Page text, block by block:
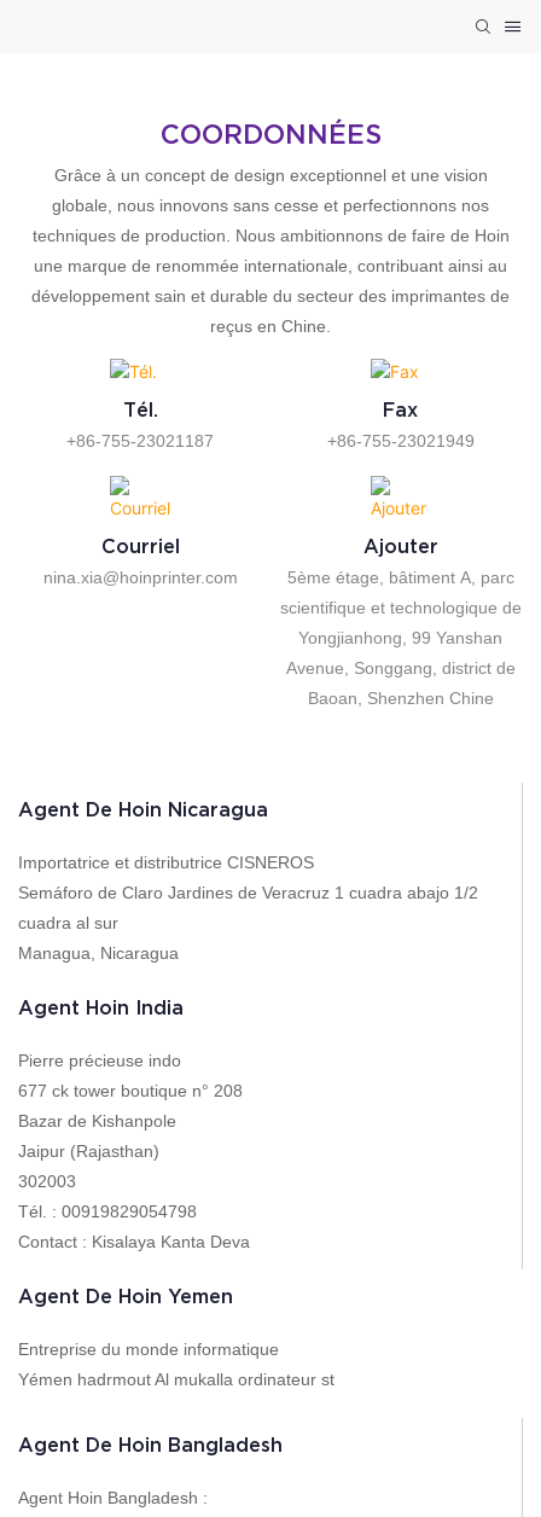
COORDONNÉES
Grâce à un concept de design exceptionnel et une vision
globale, nous innovons sans cesse et perfectionnons nos
techniques de production. Nous ambitionnons de faire de Hoin
une marque de renommée internationale, contribuant ainsi au
développement sain et durable du secteur des imprimantes de
reçus en Chine.
Tél.
+86-755-23021187
Fax
+86-755-23021949
Courriel
nina.xia@hoinprinter.com
Ajouter
5ème étage, bâtiment A, parc
scientifique et technologique de
Yongjianhong, 99 Yanshan
Avenue, Songgang, district de
Baoan, Shenzhen Chine
Agent De Hoin Nicaragua
Importatrice et distributrice CISNEROS
Semáforo de Claro Jardines de Veracruz 1 cuadra abajo 1/2
cuadra al sur
Managua, Nicaragua
Agent Hoin India
Pierre précieuse indo
677 ck tower boutique n° 208
Bazar de Kishanpole
Jaipur (Rajasthan)
302003
Tél. : 00919829054798
Contact : Kisalaya Kanta Deva
Agent De Hoin Yemen
Entreprise du monde informatique
Yémen hadrmout Al mukalla ordinateur st
Agent De Hoin Bangladesh
Agent Hoin Bangladesh :